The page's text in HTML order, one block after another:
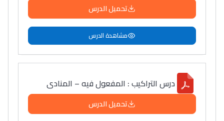
تحميل الدرس
مشاهدة الدرس
درس التراكيب : المفعول فيه – المنادى
تحميل الدرس